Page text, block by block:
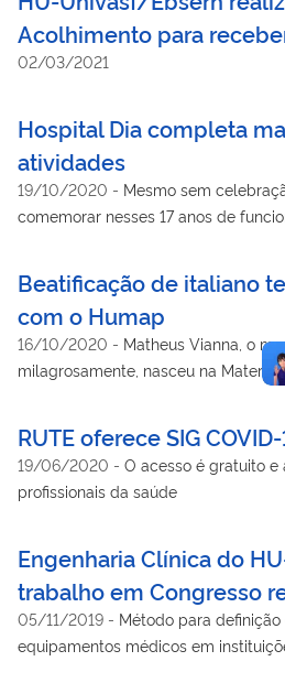
Acolhimento para
02/03/2021
Hospital Dia completa
atividades
19/10/2020 - Mesmo sem
comemorar nesses 17 anos de
Beatificação de italiano
com o Humap
16/10/2020 - Matheus Vianna, o
milagrosamente, nasceu na
RUTE oferece SIG
19/06/2020 - O acesso é gratuito
profissionais da saúde
Engenharia Clínica do
trabalho em Congresso
05/11/2019 - Método para
equipamentos médicos em